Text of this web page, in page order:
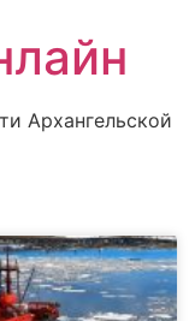
Архангельской